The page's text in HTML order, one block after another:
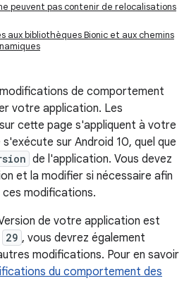
peuvent pas contenir de relocalisations
aux bibliothèques Bionic et aux chemins
de comportement
votre application. Les
cette page s'appliquent à votre
sur Android 10, quel que
de l'application. Vous devez
et la modifier si nécessaire afin
modifications.
de votre application est
29 , vous devrez également
modifications. Pour en savoir
du comportement des